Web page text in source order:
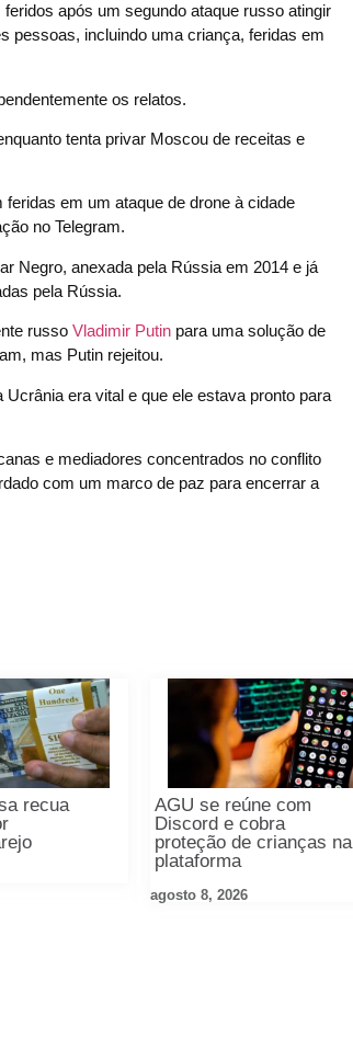
após um segundo ataque russo atingir
pessoas, incluindo uma criança, feridas em
os relatos.
tenta privar Moscou de receitas e
em um ataque de drone à cidade
no Telegram.
Negro, anexada pela Rússia em 2014 e já
pela Rússia.
russo Vladimir Putin para uma solução de
mas Putin rejeitou.
era vital e que ele estava pronto para
e mediadores concentrados no conflito
com um marco de paz para encerrar a
recua
AGU se reúne com
Discord e cobra
proteção de crianças na
plataforma
agosto 8, 2026